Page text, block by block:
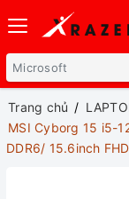
Trang chủ
MSI Cyborg 15 i5-
DDR6/ 15.6inch